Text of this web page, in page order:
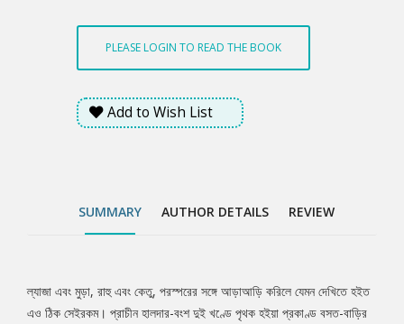
ননীগোপালের ছেলে নন্দ একবংশজাত, একবয়সি, এক ইস্কুলে যায় এবং
পারিবারিক বিদ্বেষ ও রেষারেষিতেও উভয়ের মধ্যে সম্পূর্ণ ঐক্য। নলিনের বাপ
নবগোপাল অত্যন্ত কড়া লোক। ছেলেকে হাঁপ ছাড়িতে দিতেন না, পড়াশুনা ছাড়া
আর কথা ছিল না। খেলা খাদ্য ও সাজসজ্জা সম্বন্ধে ছেলের সর্বপ্রকার শখ
তিনি খাতাপত্র ও ইস্কুল-বইয়ের নীচে চাপিয়া রাখিয়াছিলেন।.....
PLEASE LOGIN TO READ THE BOOK
Add to Wish List
SUMMARY AUTHOR DETAILS REVIEW
Tab
ল্যাজা এবং মুড়া, রাহু এবং কেতু, পরস্পরের সঙ্গে আড়াআড়ি করিলে যেমন দেখিতে হইত
এও ঠিক সেইরকম। প্রাচীন হালদার-বংশ দুই খণ্ডে পৃথক হইয়া প্রকাণ্ড বসত-বাড়ির